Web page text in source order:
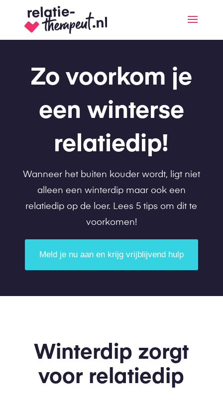
Zo voorkom je
een winterse
relatiedip!
Wanneer het buiten kouder wordt, ligt niet
alleen een winterdip maar ook een
relatiedip op de loer. Lees 5 tips om dit te
voorkomen!
Meld je nu aan en krijg vrijblijvend hulp
Winterdip zorgt
voor relatiedip